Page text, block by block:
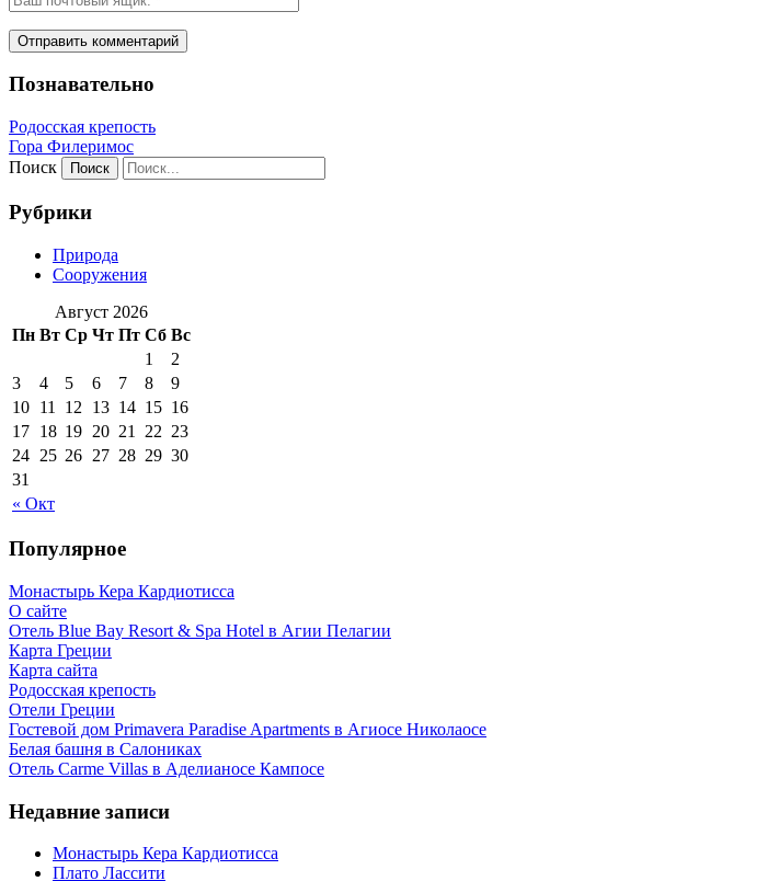
Познавательно
Родосская крепость
Гора Филеримос
Поиск
Рубрики
Природа
Сооружения
Август 2026
Пн Вт Ср Чт Пт Сб Вс
« Окт
1
2
3
4 5 6 7 8
9
10 11 12 13 14 15 16
17 18 19 20 21 22 23
24 25 26 27 28 29 30
31
Популярное
Монастырь Кера Кардиотисса
О сайте
Отель Blue Bay Resort & Spa Hotel в Агии Пелагии
Карта Греции
Карта сайта
Родосская крепость
Отели Греции
Гостевой дом Primavera Paradise Apartments в Агиосе Николаосе
Белая башня в Салониках
Отель Carme Villas в Аделианосе Кампосе
Недавние записи
Монастырь Кера Кардиотисса
Плато Лассити